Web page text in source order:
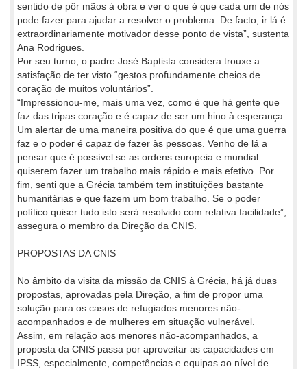
sentido de pôr mãos à obra e ver o que é que cada um de nós
pode fazer para ajudar a resolver o problema. De facto, ir lá é
extraordinariamente motivador desse ponto de vista”, sustenta
Ana Rodrigues.
Por seu turno, o padre José Baptista considera trouxe a
satisfação de ter visto “gestos profundamente cheios de
coração de muitos voluntários”.
“Impressionou-me, mais uma vez, como é que há gente que
faz das tripas coração e é capaz de ser um hino à esperança.
Um alertar de uma maneira positiva do que é que uma guerra
faz e o poder é capaz de fazer às pessoas. Venho de lá a
pensar que é possível se as ordens europeia e mundial
quiserem fazer um trabalho mais rápido e mais efetivo. Por
fim, senti que a Grécia também tem instituições bastante
humanitárias e que fazem um bom trabalho. Se o poder
político quiser tudo isto será resolvido com relativa facilidade”,
assegura o membro da Direção da CNIS.
PROPOSTAS DA CNIS
No âmbito da visita da missão da CNIS à Grécia, há já duas
propostas, aprovadas pela Direção, a fim de propor uma
solução para os casos de refugiados menores não-
acompanhados e de mulheres em situação vulnerável.
Assim, em relação aos menores não-acompanhados, a
proposta da CNIS passa por aproveitar as capacidades em
IPSS, especialmente, competências e equipas ao nível de